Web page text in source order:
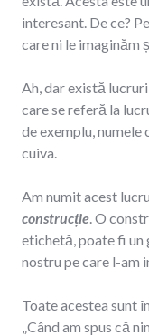
interesant. De ce?
care ni le imaginăm
Ah, dar există
care se referă la
de exemplu, numele
cuiva.
Am numit acest lucru
construcție. O
etichetă, poate fi un
nostru pe care l-am
Toate acestea sunt
„Când am spus că